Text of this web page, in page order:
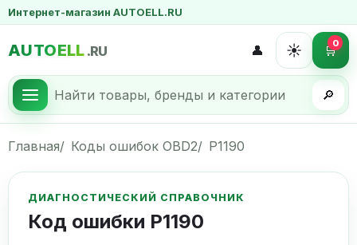
Интернет-магазин AUTOELL.RU
AUTOELL .RU
🔎
👤 ☀️ 🛒0
Главная Коды ошибок OBD2 P1190
ДИАГНОСТИЧЕСКИЙ СПРАВОЧНИК
Код ошибки P1190